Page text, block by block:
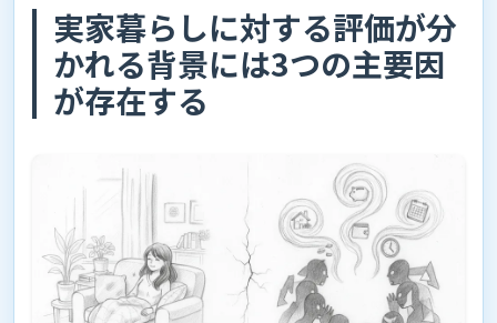
実家暮らしに対する評価が分
かれる背景には3つの主要因
が存在する